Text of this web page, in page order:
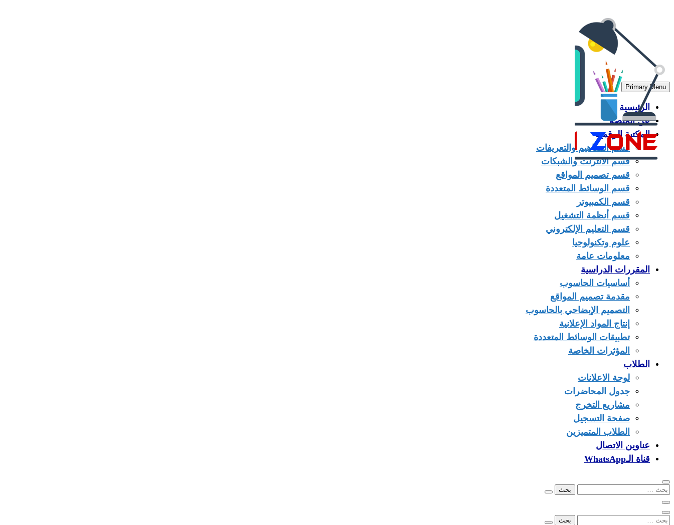
Primary Menu
الرئيسية
عن المنصة
المكتبة الرقمية
قسم المفاهيم والتعريفات
قسم الانترنت والشبكات
قسم تصميم المواقع
قسم الوسائط المتعددة
قسم الكمبيوتر
قسم أنظمة التشغيل
قسم التعليم الإلكتروني
علوم وتكنولوجيا
معلومات عامة
المقررات الدراسية
أساسيات الحاسوب
مقدمة تصميم المواقع
التصميم الإيضاحي بالحاسوب
إنتاج المواد الإعلانية
تطبيقات الوسائط المتعددة
المؤثرات الخاصة
الطلاب
لوحة الاعلانات
جدول المحاضرات
مشاريع التخرج
صفحة التسجيل
الطلاب المتميزين
عناوين الاتصال
قناة الـWhatsApp
البحث
عن:
البحث